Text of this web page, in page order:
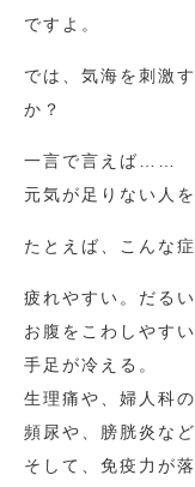
ですよ。
では、気海を刺激
か？
一言で言えば……
元気が足りない人
たとえば、こんな
疲れやすい。だる
お腹をこわしやす
手足が冷える。
生理痛や、婦人科の
頻尿や、膀胱炎な
そして、免疫力が